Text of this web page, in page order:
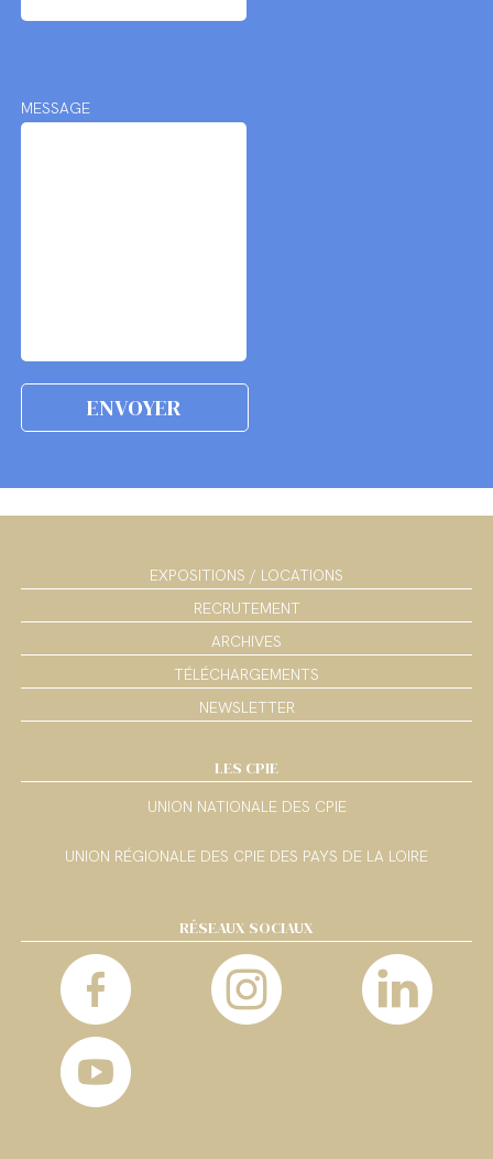
MESSAGE
EXPOSITIONS / LOCATIONS
RECRUTEMENT
ARCHIVES
TÉLÉCHARGEMENTS
NEWSLETTER
LES CPIE
UNION NATIONALE DES CPIE
UNION RÉGIONALE DES CPIE DES PAYS DE LA LOIRE
RÉSEAUX SOCIAUX